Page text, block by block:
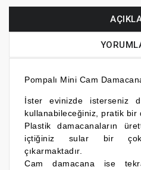
Pompalı Mini Cam
İster evinizde isterseniz
kullanabileceğiniz, pratik bir
Plastik damacanaların
içtiğiniz sular bir çok
çıkarmaktadır.
Cam damacana ise